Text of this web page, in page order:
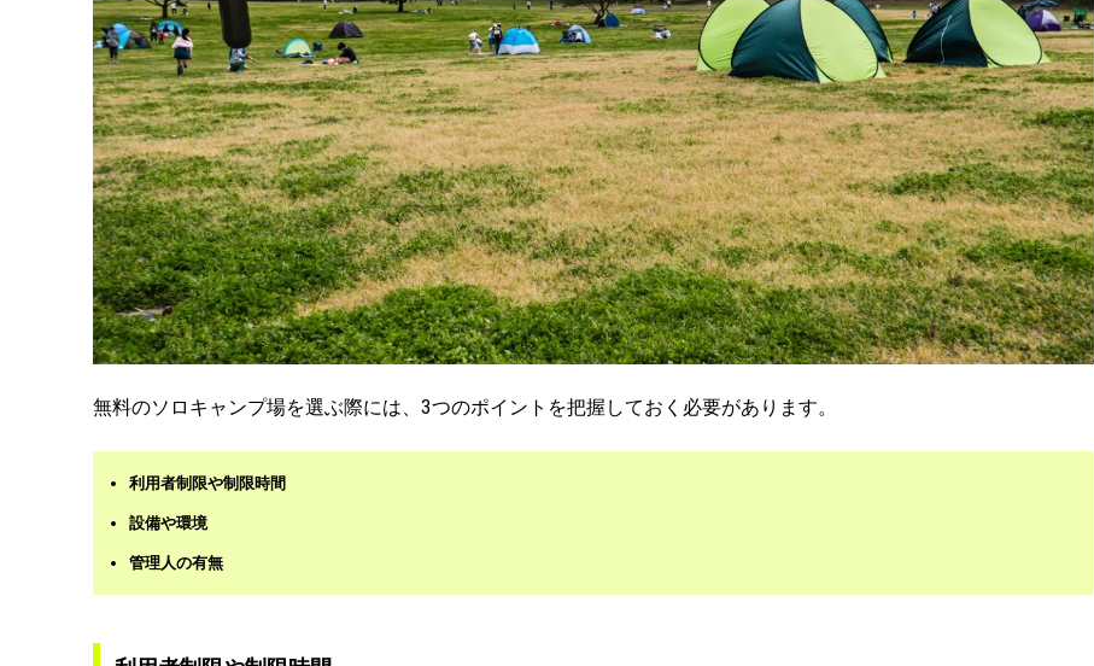
無料のソロキャンプ場を選ぶ際には、3つのポイントを把握しておく必要があります。
利用者制限や制限時間
設備や環境
管理人の有無